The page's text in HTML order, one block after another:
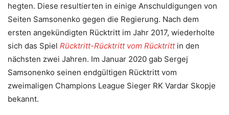
hegten. Diese resultierten in einige Anschuldigungen von
Seiten Samsonenko gegen die Regierung. Nach dem
ersten angekündigten Rücktritt im Jahr 2017, wiederholte
sich das Spiel Rücktritt-Rücktritt vom Rücktrittin den
nächsten zwei Jahren. Im Januar 2020 gab Sergej
Samsonenko seinen endgültigen Rücktritt vom
zweimaligen Champions League Sieger RK Vardar Skopje
bekannt.